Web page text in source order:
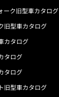
ーク旧型車カタログ
旧型車カタログ
カタログ
タログ
タログ
旧型車カタログ